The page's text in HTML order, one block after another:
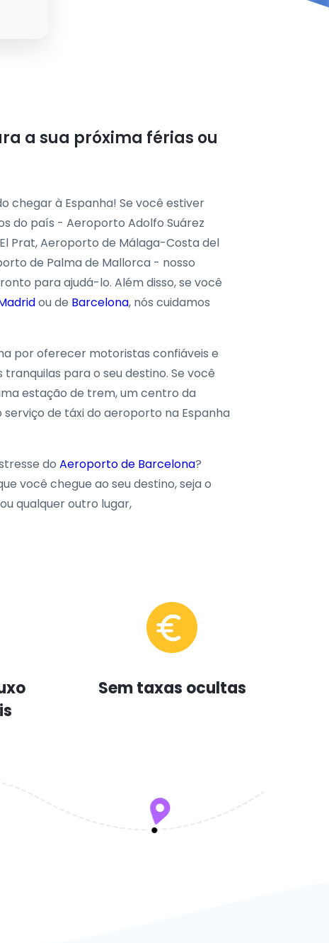
a sua próxima férias ou
chegar à Espanha! Se você estiver
do país - Aeroporto Adolfo Suárez
Prat, Aeroporto de Málaga-Costa del
de Palma de Mallorca - nosso
para ajudá-lo. Além disso, se você
ou de Barcelona, nós cuidamos
por oferecer motoristas confiáveis e
para o seu destino. Se você
estação de trem, um centro da
de táxi do aeroporto na Espanha
do Aeroporto de Barcelona?
você chegue ao seu destino, seja o
qualquer outro lugar,
Sem taxas ocultas